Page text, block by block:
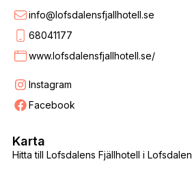
info@lofsdalensfjallhotell.se
68041177
www.lofsdalensfjallhotell.se/
Instagram
Facebook
Hitta till Lofsdalens Fjällhotell i Lofsdalen
Karta